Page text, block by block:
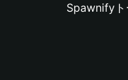
Spawnifyト